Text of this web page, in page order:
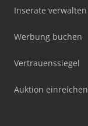
Inserate verwalten
Werbung buchen
Vertrauenssiegel
Auktion einreichen